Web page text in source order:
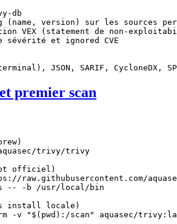
db
(name, version) sur les sources
VEX (statement de non-
sévérité et ignored CVE
JSON, SARIF, CycloneDX,
premier scan
trivy/trivy
officiel)
raw.githubusercontent.com/
-- -b /usr/local/bin
install locale)
-v "$( pwd ):/scan"
aquasec/